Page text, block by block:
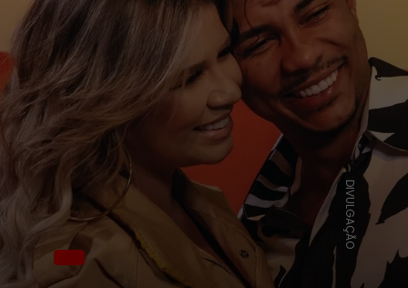
DIVULGAÇÃO